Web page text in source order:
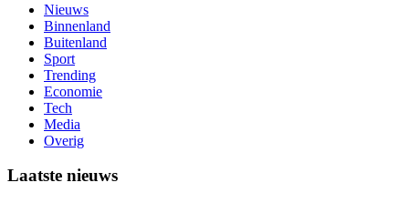
Nieuws
Binnenland
Buitenland
Sport
Trending
Economie
Tech
Media
Overig
Laatste nieuws